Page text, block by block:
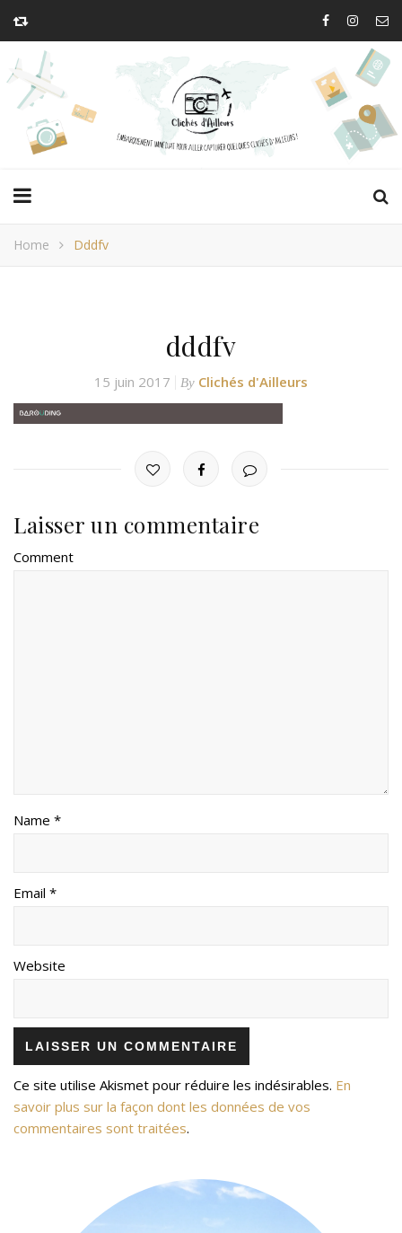
Home Dddfv
dddfv
15 juin 2017 By Clichés d'Ailleurs
Laisser un commentaire
Comment
Name *
Email *
Website
Ce site utilise Akismet pour réduire les indésirables. En
savoir plus sur la façon dont les données de vos
commentaires sont traitées.